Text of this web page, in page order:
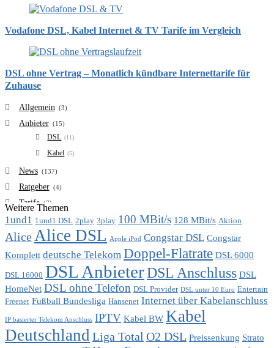
Vodafone DSL, Kabel Internet & TV Tarife im Vergleich
DSL ohne Vertrag – Monatlich kündbare Internettarife für
Zuhause
Allgemein (3)
Anbieter (15)
DSL (11)
Kabel (5)
News (137)
Ratgeber (4)
Tarife (7)
VDSL (6)
Vergleich (7)
Weitere Themen
1und1 1und1 DSL 2play 3play 100 MBit/s 128 MBit/s Aktion
AliceAlice DSL Apple iPod Congstar DSL Congstar
Komplett deutsche Telekom Doppel-Flatrate DSL 6000
DSL 16000 DSL AnbieterDSL Anschluss DSL
HomeNet DSL ohne Telefon DSL Provider DSL unter 10 Euro Entertain
Freenet Fußball Bundesliga Hansenet Internet über Kabelanschluss
IP basierter Telekom Anschluss IPTV Kabel BW Kabel
Deutschland Liga Total O2 DSL Preissenkung Strato